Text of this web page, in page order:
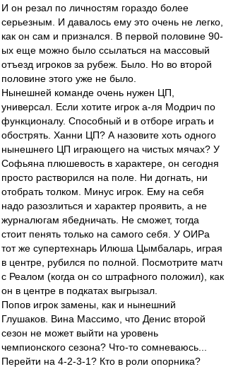
И он резал по личностям гораздо более
серьезным. И давалось ему это очень не легко,
как он сам и признался. В первой половине 90-
ых еще можно было ссылаться на массовый
отъезд игроков за рубеж. Было. Но во второй
половине этого уже не было.
Нынешней команде очень нужен ЦП,
универсал. Если хотите игрок а-ля Модрич по
функционалу. Способный и в отборе играть и
обострять. Ханни ЦП? А назовите хоть одного
нынешнего ЦП играющего на чистых мячах? У
Софьяна плюшевость в характере, он сегодня
просто растворился на поле. Ни догнать, ни
отобрать толком. Минус игрок. Ему на себя
надо разозлиться и характер проявить, а не
журналюгам ябедничать. Не сможет, тогда
стоит пенять только на самого себя. У ОИРа
тот же супертехнарь Илюша Цымбаларь, играя
в центре, рубился по полной. Посмотрите матч
с Реалом (когда он со штрафного положил), как
он в центре в подкатах выгрызал.
Попов игрок замены, как и нынешний
Глушаков. Вина Массимо, что Денис второй
сезон не может выйти на уровень
чемпионского сезона? Что-то сомневаюсь...
Перейти на 4-2-3-1? Кто в роли опорника?